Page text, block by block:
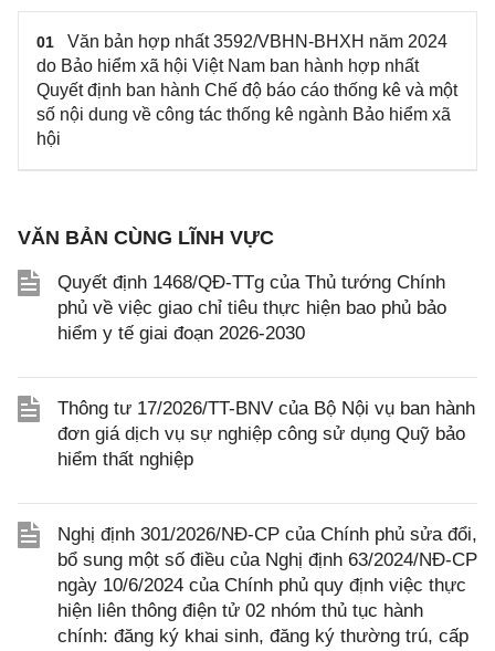
01
Văn bản hợp nhất 3592/VBHN-BHXH năm 2024
do Bảo hiểm xã hội Việt Nam ban hành hợp nhất
Quyết định ban hành Chế độ báo cáo thống kê và một
số nội dung về công tác thống kê ngành Bảo hiểm xã
hội
VĂN BẢN CÙNG LĨNH VỰC
Quyết định 1468/QĐ-TTg của Thủ tướng Chính
phủ về việc giao chỉ tiêu thực hiện bao phủ bảo
hiểm y tế giai đoạn 2026-2030
Thông tư 17/2026/TT-BNV của Bộ Nội vụ ban hành
đơn giá dịch vụ sự nghiệp công sử dụng Quỹ bảo
hiểm thất nghiệp
Nghị định 301/2026/NĐ-CP của Chính phủ sửa đổi,
bổ sung một số điều của Nghị định 63/2024/NĐ-CP
ngày 10/6/2024 của Chính phủ quy định việc thực
hiện liên thông điện tử 02 nhóm thủ tục hành
chính: đăng ký khai sinh, đăng ký thường trú, cấp